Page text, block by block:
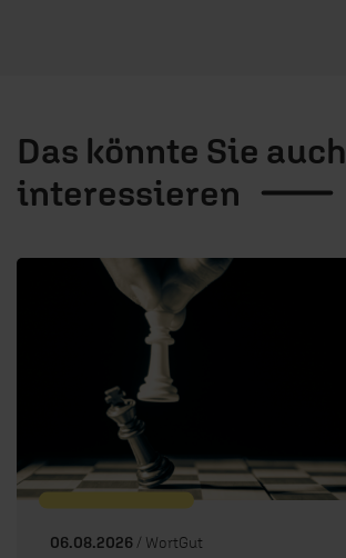
Das könnte Sie auch
interessieren
06.08.2026 / WortGut